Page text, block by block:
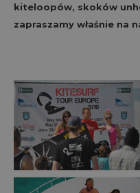
kiteloopów, skoków
zapraszamy właśnie na